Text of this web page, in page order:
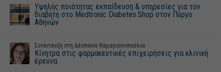
Υψηλής ποιότητας εκπαίδευση & υπηρεσίες για τον
διαβήτη στο Medtronic Diabetes.Shop στον Πύργο
Αθηνών
Συνέντευξη στη Δέσποινα Καραγιαννοπούλου
Κίνητρα στις φαρμακευτικές επιχειρήσεις για κλινική
έρευνα